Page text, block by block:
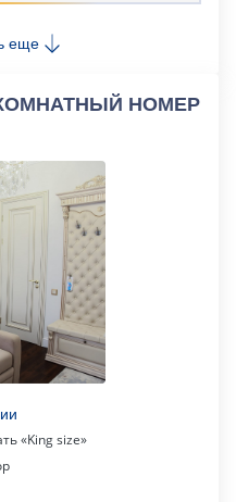
еще
НОМЕР
«King size»